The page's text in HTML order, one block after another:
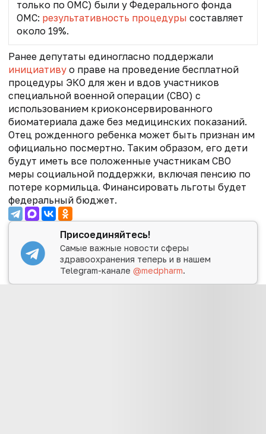
только по ОМС) были у Федерального фонда
ОМС: результативность процедуры составляет
около 19%.
Ранее депутаты единогласно поддержали
инициативу о праве на проведение бесплатной
процедуры ЭКО для жен и вдов участников
специальной военной операции (СВО) с
использованием криоконсервированного
биоматериала даже без медицинских показаний.
Отец рожденного ребенка может быть признан им
официально посмертно. Таким образом, его дети
будут иметь все положенные участникам СВО
меры социальной поддержки, включая пенсию по
потере кормильца. Финансировать льготы будет
федеральный бюджет.
Присоединяйтесь!
Самые важные новости сферы
здравоохранения теперь и в нашем
Telegram-канале@medpharm.